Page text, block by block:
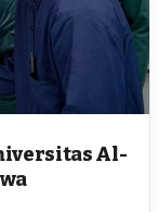
Al-